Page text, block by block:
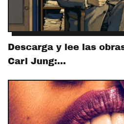
Descarga y lee las
Carl Jung:…